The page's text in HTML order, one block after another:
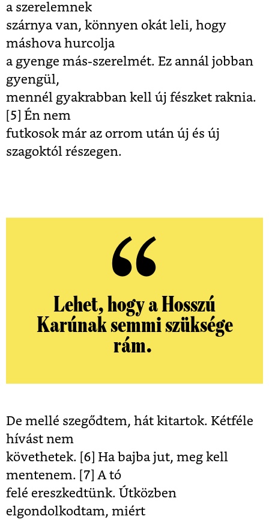
a szerelemnek
szárnya van, könnyen okát leli, hogy
máshova hurcolja
a gyenge más-szerelmét. Ez annál jobban
gyengül,
mennél gyakrabban kell új fészket raknia.
[5]
Én nem
futkosok már az orrom után új és új
szagoktól részegen.
Lehet, hogy a Hosszú
Karúnak semmi szüksége
rám.
De mellé szegődtem, hát kitartok. Kétféle
hívást nem
követhetek. [6]
Ha bajba jut, meg kell
mentenem. [7]
A tó
felé ereszkedtünk. Útközben
elgondolkodtam, miért